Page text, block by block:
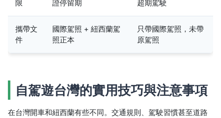
限 證停留期 超期駕駛
攜帶文
件
國際駕照 + 紐西蘭駕
照正本
只帶國際駕照，未帶
原駕照
自駕遊台灣的實用技巧與注意事項
在台灣開車和紐西蘭有些不同。交通規則、駕駛習慣甚至道路